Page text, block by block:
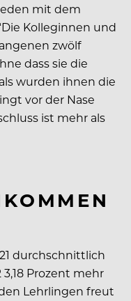
mit dem
Kolleginnen und
zwölf
dass sie die
wurden ihnen die
vor der Nase
ist mehr als
durchschnittlich
3,18 Prozent mehr
Lehrlingen freut